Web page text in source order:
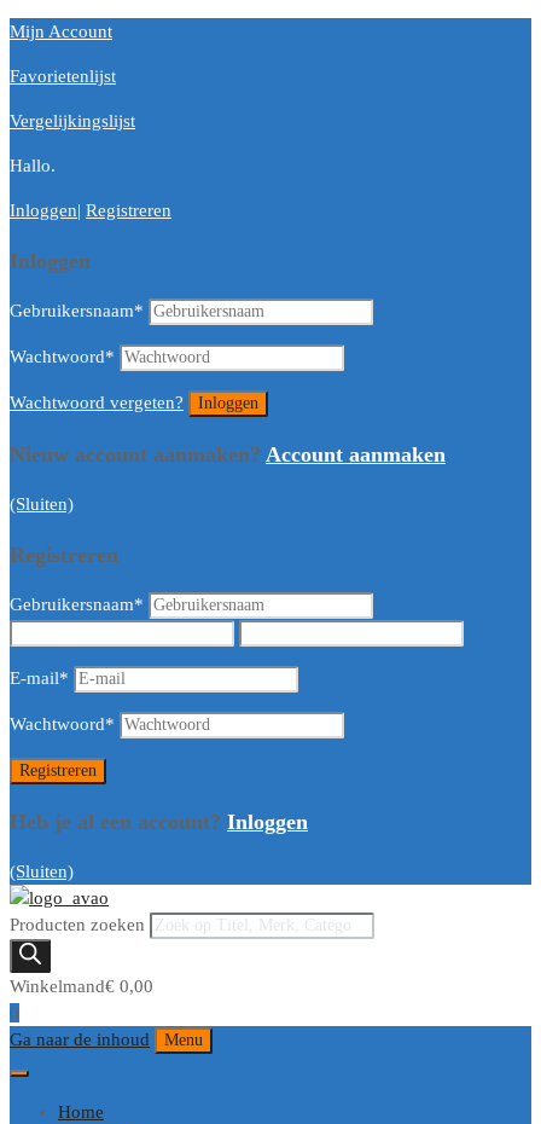
Mijn Account
Favorietenlijst
Vergelijkingslijst
Hallo.
Inloggen| Registreren
Inloggen
Gebruikersnaam*
Wachtwoord*
Wachtwoord vergeten?
Nieuw account aanmaken? Account aanmaken
(Sluiten)
Registreren
Gebruikersnaam*
E-mail*
Wachtwoord*
Heb je al een account? Inloggen
(Sluiten)
Producten zoeken
Winkelmand€ 0,00
0
Ga naar de inhoud
Menu
Home